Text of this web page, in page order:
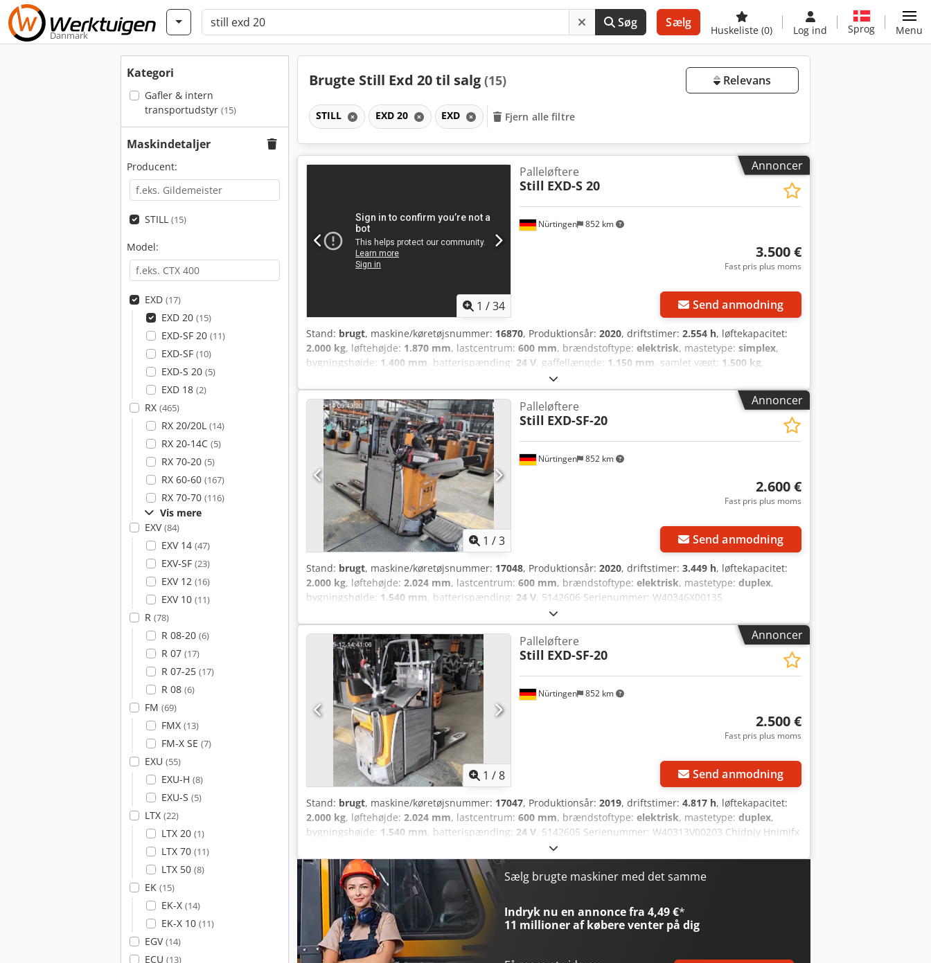
Danmark
Søg Sælg
Huskeliste (0) Log ind Sprog Menu
Kategori
Gafler & intern
transportudstyr (15)
Maskindetaljer
Producent:
STILL (15)
Model:
EXD (17)
EXD 20 (15)
EXD-SF 20 (11)
EXD-SF (10)
EXD-S 20 (5)
EXD 18 (2)
RX (465)
RX 20/20L (14)
RX 20-14C (5)
RX 70-20 (5)
RX 60-60 (167)
RX 70-70 (116)
Vis mere
EXV(84)
EXV 14 (47)
EXV-SF (23)
EXV 12 (16)
EXV 10 (11)
R (78)
R 08-20 (6)
R 07 (17)
R 07-25 (17)
R 08 (6)
FM (69)
FMX (13)
FM-X SE (7)
EXU (55)
EXU-H (8)
EXU-S (5)
LTX (22)
LTX 20 (1)
LTX 70 (11)
LTX 50 (8)
EK (15)
EK-X (14)
EK-X 10 (11)
EGV(14)
ECU (13)
Brugte Still Exd 20 til salg (15) Relevans
STILL EXD 20 EXD Fjern alle filtre
Annoncer
1 /34
Nürtingen 852 km
Palleløftere
Still EXD-S 20
3.500 €
Fast pris plus moms
Send anmodning
Stand: brugt, maskine/køretøjsnummer: 16870, Produktionsår: 2020, driftstimer: 2.554 h, løftekapacitet:
2.000 kg, løftehøjde: 1.870 mm, lastcentrum: 600 mm, brændstoftype: elektrisk, mastetype: simplex,
bygningshøjde: 1.400 mm, batterispænding: 24 V, gaffellængde: 1.150 mm, samlet vægt: 1.500 kg,
5077225 Chsdpeymvk Rjfx Ahlja Serienummer: F20282X00064 Batterioplysninger: 24V 3PzM 465Ah,
produktionsår: 2020
Annoncer
1 /3
Nürtingen 852 km
Palleløftere
Still EXD-SF-20
2.600 €
Fast pris plus moms
Send anmodning
Stand: brugt, maskine/køretøjsnummer: 17048, Produktionsår: 2020, driftstimer: 3.449 h, løftekapacitet:
2.000 kg, løftehøjde: 2.024 mm, lastcentrum: 600 mm, brændstoftype: elektrisk, mastetype: duplex,
bygningshøjde: 1.540 mm, batterispænding: 24 V, 5142606 Serienummer: W40346X00135
Annoncer
1 /8
Nürtingen 852 km
Palleløftere
Still EXD-SF-20
2.500 €
Fast pris plus moms
Send anmodning
Stand: brugt, maskine/køretøjsnummer: 17047, Produktionsår: 2019, driftstimer: 4.817 h, løftekapacitet:
2.000 kg, løftehøjde: 2.024 mm, lastcentrum: 600 mm, brændstoftype: elektrisk, mastetype: duplex,
bygningshøjde: 1.540 mm, batterispænding: 24 V, 5142605 Serienummer: W40313V00203 Chjdpjy Hnimjfx
Sælg brugte maskiner med det samme
Indryk nu en annonce fra 4,49 €*
11 millioner af købereventer på dig